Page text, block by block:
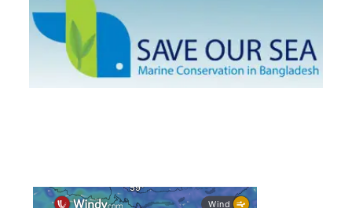
শঙ্কা
স্বস্তি ও শঙ্কার পূর্বাভাস দিল আবহাওয়া